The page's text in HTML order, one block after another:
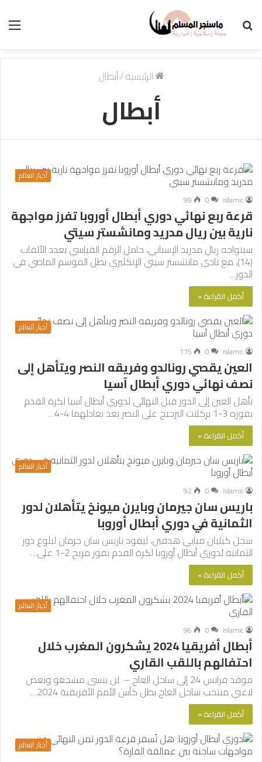
الرئيسية/أبطال
أبطال
أخبار العالم
islamic
0
99
قرعة ربع نهائي دوري أبطال أوروبا تفرز مواجهة
نارية بين ريال مدريد ومانشستر سيتي
سيتواجه ريال مدريد الإسباني، حامل الرقم القياسي بعدد الألقاب
(14)، مع نادي مانشستر سيتي الإنكليزي بطل الموسم الماضي في
الدور…
أكمل القراءة »
أخبار العالم
islamic
0
115
العين يقصي رونالدو وفريقه النصر ويتأهل إلى
نصف نهائي دوري أبطال آسيا
تأهل العين إلى الدور قبل النهائي لدوري أبطال آسيا لكرة القدم
بفوزه 3-1 بركلات الترجيح على النصر بعد تعادلهما 4-4…
أكمل القراءة »
أخبار العالم
islamic
0
92
باريس سان جيرمان وبايرن ميونخ يتأهلان لدور
الثمانية في دوري أبطال أوروبا
سجل كيليان مبابي هدفين، ليقود باريس سان جرمان لبلوغ دور
الثمانية لدوري أبطال أوروبا لكرة القدم بفوز مريح 2-1 على…
أكمل القراءة »
أخبار العالم
islamic
0
96
أبطال أفريقيا 2024 يشكرون المغرب خلال
احتفالهم باللقب القاري
موفد فرانس 24 إلى ساحل العاج – لن ينسى مشجعو وبعض
لاعبي منتخب ساحل العاج بطل كأس الأمم الأفريقية 2024…
أكمل القراءة »
أخبار العالم